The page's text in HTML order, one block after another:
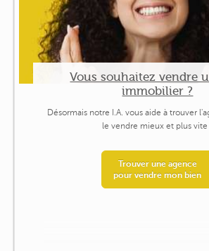
Vous souhaitez vendre
immobilier ?
Désormais notre I.A. vous aide à trouver
le vendre mieux et plus vite
Trouver une agence
pour vendre mon bien